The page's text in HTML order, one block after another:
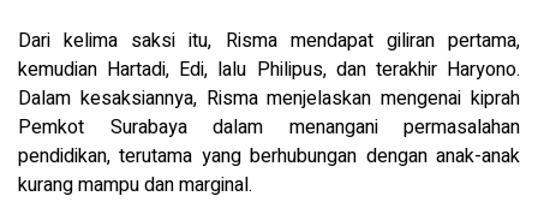
Dari kelima saksi itu, Risma mendapat giliran pertama,
kemudian Hartadi, Edi, lalu Philipus, dan terakhir Haryono.
Dalam kesaksiannya, Risma menjelaskan mengenai kiprah
Pemkot Surabaya dalam menangani permasalahan
pendidikan, terutama yang berhubungan dengan anak-anak
kurang mampu dan marginal.